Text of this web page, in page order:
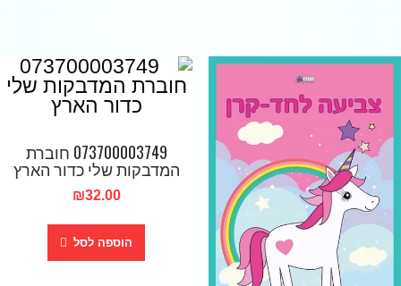
073700003749 חוברת
המדבקות שלי כדור הארץ
₪32.00
הוספה לסל